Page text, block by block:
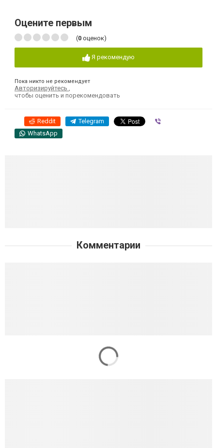
Оцените первым
(0 оценок)
Я рекомендую
Пока никто не рекомендует
Авторизируйтесь
чтобы оценить и порекомендовать
Reddit Telegram
WhatsApp
Комментарии